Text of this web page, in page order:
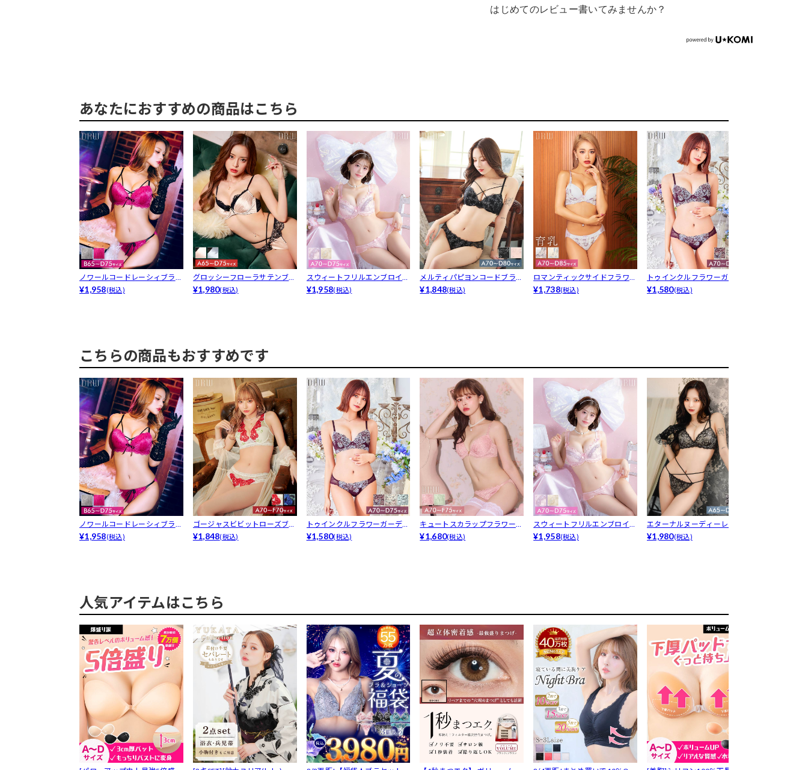
はじめてのレビュー書いてみませんか？
あなたにおすすめの商品はこちら
ノワールコードレーシィブラジ
ャー&am...
¥1,958(税込)
グロッシーフローラサテンブラ
ジャー&a...
¥1,980(税込)
スウィートフリルエンブロイダ
リーブラジ...
¥1,958(税込)
メルティパピヨンコードブラジ
ャー&am...
¥1,848(税込)
ロマンティックサイドフラワー
育乳脇高ブ...
¥1,738(税込)
トゥインクルフラワーガーデン
ブラジャー...
¥1,580(税込)
こちらの商品もおすすめです
ノワールコードレーシィブラジ
ャー&am...
¥1,958(税込)
ゴージャスビビットローズブラ
ジャー&a...
¥1,848(税込)
トゥインクルフラワーガーデン
ブラジャー...
¥1,580(税込)
キュートスカラップフラワーフ
ロントホッ...
¥1,680(税込)
スウィートフリルエンブロイダ
リーブラジ...
¥1,958(税込)
エターナルヌーディーレースブ
ラジャー&...
¥1,980(税込)
人気アイテムはこちら